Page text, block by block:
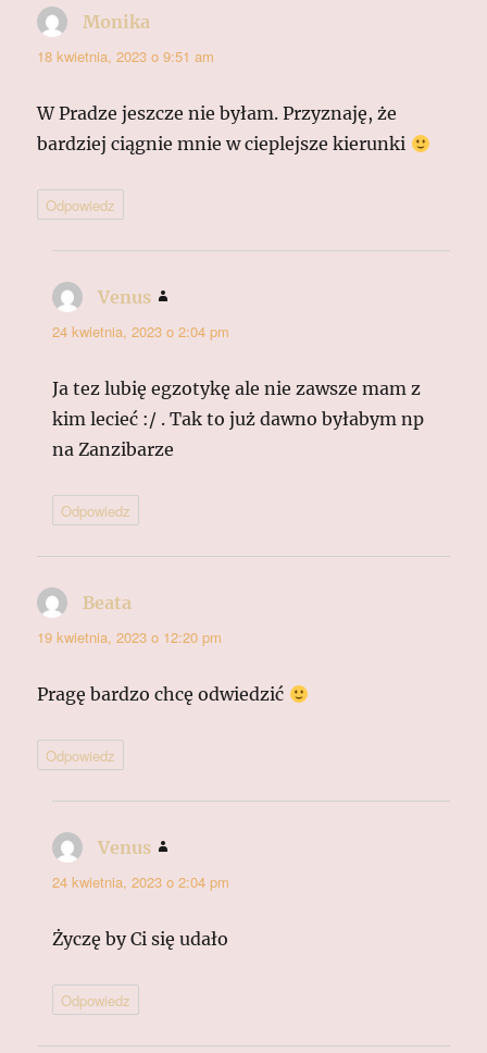
Monika
18 kwietnia, 2023 o 9:51 am
W Pradze jeszcze nie byłam. Przyznaję, że
bardziej ciągnie mnie w cieplejsze kierunki
Odpowiedz
Venus
24 kwietnia, 2023 o 2:04 pm
Ja tez lubię egzotykę ale nie zawsze mam z
kim lecieć :/ . Tak to już dawno byłabym np
na Zanzibarze
Odpowiedz
Beata
19 kwietnia, 2023 o 12:20 pm
Pragę bardzo chcę odwiedzić
Odpowiedz
Venus
24 kwietnia, 2023 o 2:04 pm
Życzę by Ci się udało
Odpowiedz